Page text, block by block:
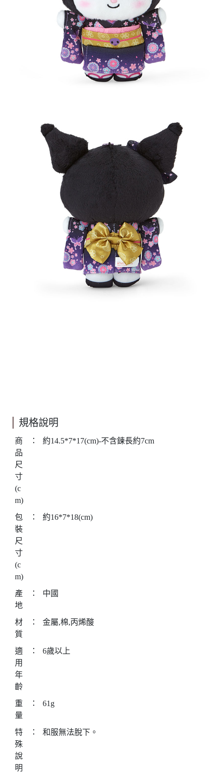
規格說明
商
品
尺
寸
(c
m)
： 約14.5*7*17(cm)-不含鍊長約7cm
包
裝
尺
寸
(c
m)
： 約16*7*18(cm)
產
地
： 中國
材
質
： 金屬,棉,丙烯酸
適
用
年
齡
： 6歲以上
重
量
： 61g
特
殊
說
明
： 和服無法脫下。